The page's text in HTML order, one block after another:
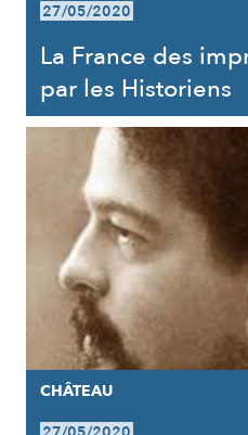
27/05/2020
La France des
par les Historiens
CHÂTEAU